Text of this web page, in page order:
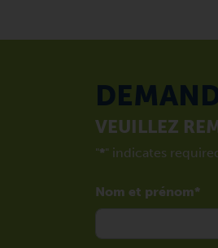
VEUILLEZ
"*" indicates
Nom et prénom